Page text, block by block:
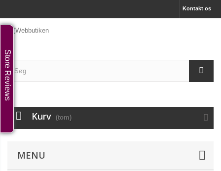
Kontakt os
Kurv (tom)
MENU
Store Reviews